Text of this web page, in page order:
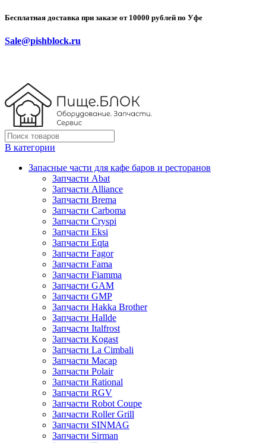
Бесплатная доставка при заказе от 10000 рублей по Уфе
Sale@pishblock.ru
В категории
Запасные части для кафе баров и ресторанов
Запчасти Abat
Запчасти Alliance
Запчасти Brema
Запчасти Carboma
Запчасти Cryspi
Запчасти Eksi
Запчасти Eqta
Запчасти Fagor
Запчасти Fama
Запчасти Fiamma
Запчасти GAM
Запчасти GMP
Запчасти Hakka Brother
Запчасти Hallde
Запчасти Italfrost
Запчасти Kogast
Запчасти La Cimbali
Запчасти Macap
Запчасти Polair
Запчасти Rational
Запчасти RGV
Запчасти Robot Coupe
Запчасти Roller Grill
Запчасти SINMAG
Запчасти Sirman